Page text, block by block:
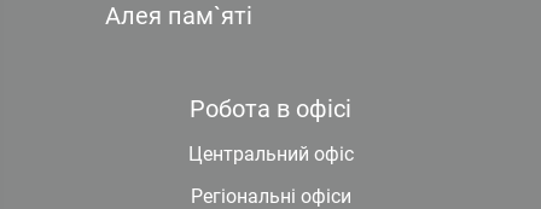
Алея пам`яті
Робота в офісі
Центральний офіс
Регіональні офіси